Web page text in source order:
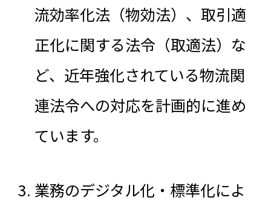
流効率化法（物効法）、取引適
正化に関する法令（取適法）な
ど、近年強化されている物流関
連法令への対応を計画的に進め
ています。
業務のデジタル化・標準化によ